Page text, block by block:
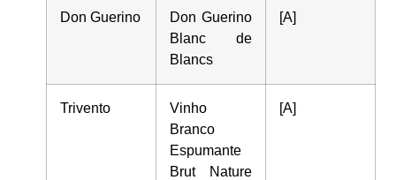
Don Guerino
Don Guerino
Blanc de
Blancs
[A]
Trivento
Vinho
Branco
Espumante
Brut Nature
[A]